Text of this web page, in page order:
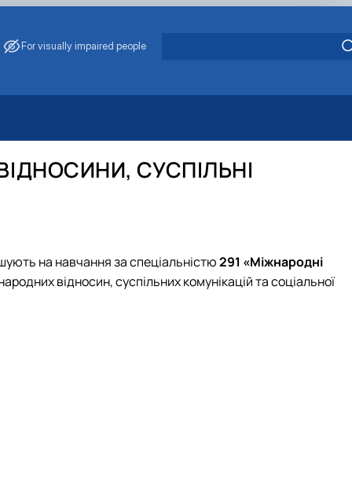
For visually impaired people
Saving
СУСПІЛЬНІ
на навчання за спеціальністю291 «Міжнародні
відносин, суспільних комунікацій та соціальної